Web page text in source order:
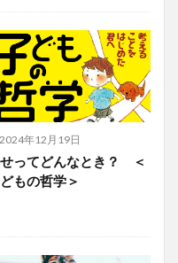
2024年12月19日
ってどんなとき？ ＜
もの哲学＞